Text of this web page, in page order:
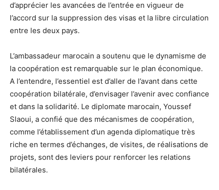
d’apprécier les avancées de l’entrée en vigueur de
l’accord sur la suppression des visas et la libre circulation
entre les deux pays.
L’ambassadeur marocain a soutenu que le dynamisme de
la coopération est remarquable sur le plan économique.
A l’entendre, l’essentiel est d’aller de l’avant dans cette
coopération bilatérale, d’envisager l’avenir avec confiance
et dans la solidarité. Le diplomate marocain, Youssef
Slaoui, a confié que des mécanismes de coopération,
comme l’établissement d’un agenda diplomatique très
riche en termes d’échanges, de visites, de réalisations de
projets, sont des leviers pour renforcer les relations
bilatérales.